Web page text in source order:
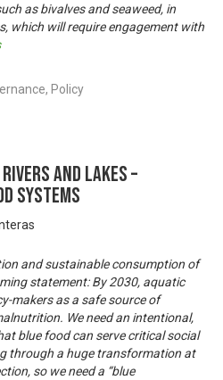
as bivalves and seaweed, in
which will require engagement with
Policy
and lakes –
systems
and sustainable consumption of
statement: By 2030, aquatic
makers as a safe source of
We need an intentional,
blue food can serve critical social
through a huge transformation at
so we need a “blue